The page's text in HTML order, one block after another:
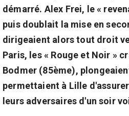
démarré. Alex Frei, le «
puis doublait la mise en
dirigeaient alors tout droit
Paris, les « Rouge et Noir »
Bodmer (85ème),
permettaient à Lille
leurs adversaires d'un soir